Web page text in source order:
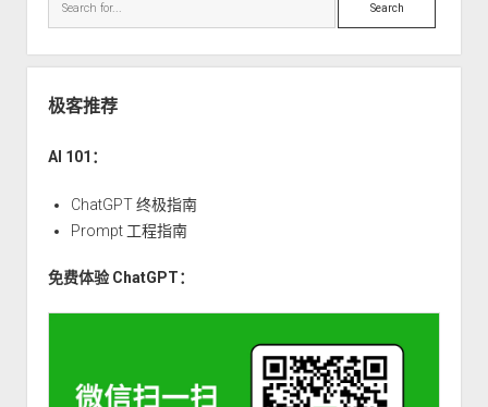
法
叉
树
储
极客推荐
AI 101：
ChatGPT 终极指南
Prompt 工程指南
免费体验 ChatGPT：